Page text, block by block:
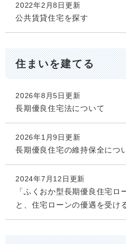
2022年2月8日更新
公共賃貸住宅を探す
住まいを建てる
2026年8月5日更新
長期優良住宅法について
2026年1月9日更新
長期優良住宅の維持保全につ
2024年7月12日更新
「ふくおか型長期優良住宅ロ
と、住宅ローンの優遇を受け